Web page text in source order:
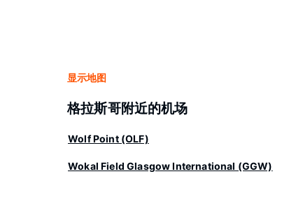
显示地图
格拉斯哥附近的机场
Wolf Point (OLF)
Wokal Field Glasgow International (GGW)